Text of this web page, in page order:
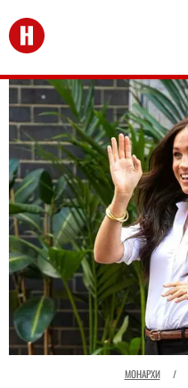
Перейти на главную
МОНАРХИ /